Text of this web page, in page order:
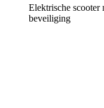
Elektrische scooter
beveiliging